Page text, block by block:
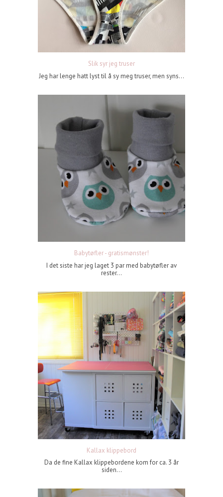
Slik syr jeg truser
Jeg har lenge hatt lyst til å sy meg truser, men syns...
Babytøfler - gratismønster!
I det siste har jeg laget 3 par med babytøfler av
rester...
Kallax klippebord
Da de fine Kallax klippebordene kom for ca. 3 år
siden...